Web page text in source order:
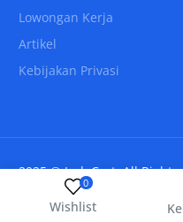
0
Wishlist
Lowongan Kerja
Artikel
Kebijakan Privasi
2025 © IndoCart. All Rights